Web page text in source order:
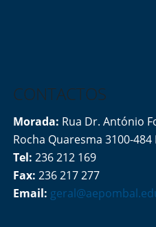
CONTACTOS
Morada: Rua Dr. António
Rocha Quaresma 3100-484
Tel: 236 212 169
Fax: 236 217 277
Email: